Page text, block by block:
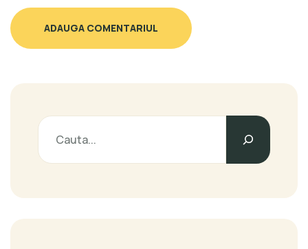
ADAUGA COMENTARIUL